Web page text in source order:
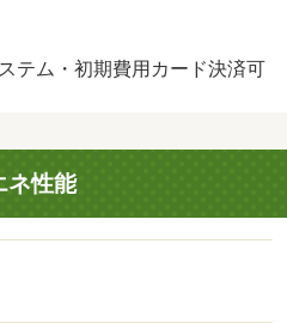
テム・初期費用カード決済可
ネ性能